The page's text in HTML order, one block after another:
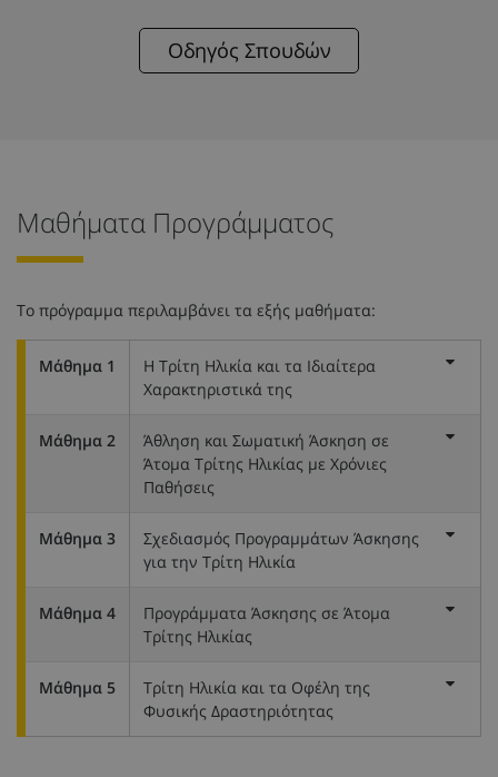
Οδηγός Σπουδών
Μαθήματα Προγράμματος
Το πρόγραμμα περιλαμβάνει τα εξής μαθήματα:
Μάθημα 1
Η Τρίτη Ηλικία και τα Ιδιαίτερα
Χαρακτηριστικά της
Μάθημα 2
Άθληση και Σωματική Άσκηση σε
Άτομα Τρίτης Ηλικίας με Χρόνιες
Παθήσεις
Μάθημα 3
Σχεδιασμός Προγραμμάτων Άσκησης
για την Τρίτη Ηλικία
Μάθημα 4
Προγράμματα Άσκησης σε Άτομα
Τρίτης Ηλικίας
Μάθημα 5
Τρίτη Ηλικία και τα Οφέλη της
Φυσικής Δραστηριότητας